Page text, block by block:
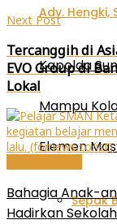
Kapolda
Mampu
Elemen
Sepak
Next Post
Tercanggih di
EVO Group di
Lokal
Bahagia Anak-
Hadirkan